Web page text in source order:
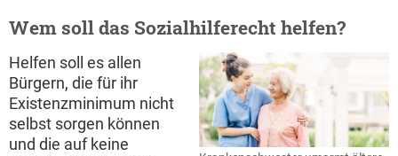
Wem soll das Sozialhilferecht helfen?
Helfen soll es allen
Bürgern, die für ihr
Existenzminimum nicht
selbst sorgen können
und die auf keine